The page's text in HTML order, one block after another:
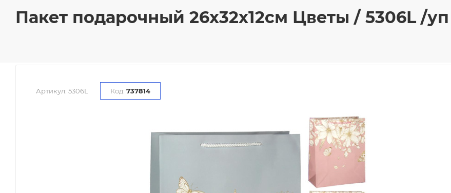
Пакет подарочный 26х32х12см Цветы / 5306L /уп
Артикул: 5306L Код: 737814